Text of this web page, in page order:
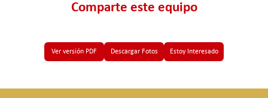
Comparte este equipo
Ver versión PDF Descargar Fotos Estoy Interesado